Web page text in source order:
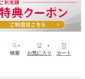
検索 お気に入り カート